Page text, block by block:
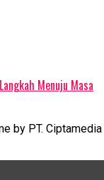
Menuju Masa
by PT. Ciptamedia